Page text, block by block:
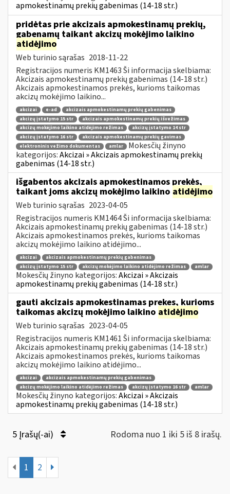
apmokestinamų prekių gabenimas (14-18 str.)
pridėtas prie akcizais apmokestinamų prekių,
gabenamų taikant akcizų mokėjimo laikino
atidėjimo
Web turinio sąrašas 2018-11-22
Registracijos numeris KM1463 Ši informacija skelbiama:
Akcizais apmokestinamų prekių gabenimas (14-18 str.)
Akcizais apmokestinamos prekės, kurioms taikomas
akcizų mokėjimo laikino...
akcizai e-ad
akcizais apmokestinamų prekių gabenimas
akcizų įstatymo 15 str
akcizais apmokestinamų prekių išvežimas
akcizų mokėjimo laikino atidėjimo režimas
akcizų įstatymo 14 str
akcizų įstatymo 16 str
akcizais apmokestinamų prekių gavimas
elektroninis vežimo dokumentas
amlar
Mokesčių žinyno
kategorijos:Akcizai » Akcizais apmokestinamų prekių
gabenimas (14-18 str.)
išgabentos akcizais apmokestinamos prekės,
taikant joms akcizų mokėjimo laikino atidėjimo
Web turinio sąrašas 2023-04-05
Registracijos numeris KM1464 Ši informacija skelbiama:
Akcizais apmokestinamų prekių gabenimas (14-18 str.)
Akcizais apmokestinamos prekės, kurioms taikomas
akcizų mokėjimo laikino atidėjimo...
akcizai
akcizais apmokestinamų prekių gabenimas
akcizų įstatymo 15 str
akcizų mokėjimo laikino atidėjimo režimas amlar
Mokesčių žinyno kategorijos:Akcizai » Akcizais
apmokestinamų prekių gabenimas (14-18 str.)
gauti akcizais apmokestinamas prekes, kurioms
taikomas akcizų mokėjimo laikino atidėjimo
Web turinio sąrašas 2023-04-05
Registracijos numeris KM1461 Ši informacija skelbiama:
Akcizais apmokestinamų prekių gabenimas (14-18 str.)
Akcizais apmokestinamos prekės, kurioms taikomas
akcizų mokėjimo laikino atidėjimo...
akcizai
akcizais apmokestinamų prekių gabenimas
akcizų mokėjimo laikino atidėjimo režimas
akcizų įstatymo 16 str amlar
Mokesčių žinyno kategorijos:Akcizai » Akcizais
apmokestinamų prekių gabenimas (14-18 str.)
5 Įrašų(-ai) Rodoma nuo 1 iki 5 iš 8 irašų.
1 2